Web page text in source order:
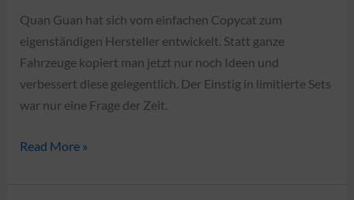
Quan Guan hat sich vom einfachen Copycat zum
eigenständigen Hersteller entwickelt. Statt ganze
Fahrzeuge kopiert man jetzt nur noch Ideen und
verbessert diese gelegentlich. Der Einstig in limitierte Sets
war nur eine Frage der Zeit.
Quan
Read More »